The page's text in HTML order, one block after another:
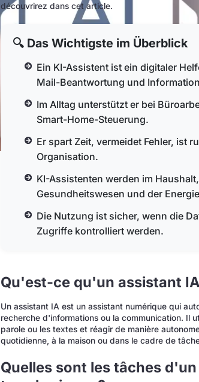
découvrirez dans cet article.
🔍 Das Wichtigste im Überblick
Ein KI-Assistent ist ein digitaler
Mail-Beantwortung und
Im Alltag unterstützt er bei
Smart-Home-Steuerung.
Er spart Zeit, vermeidet Fehler, ist
Organisation.
KI-Assistenten werden im
Gesundheitswesen und der
Die Nutzung ist sicher, wenn die
Zugriffe kontrolliert werden.
Qu'est-ce qu'un assistant
Un assistant IA est un assistant numérique qui
recherche d'informations ou la communication. Il
parole ou les textes et réagir de manière
quotidienne, à la maison ou dans le cadre de
Quelles sont les tâches